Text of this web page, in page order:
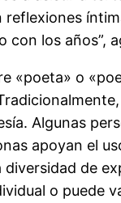
reflexiones
con los años”,
«poeta» o
Algunas
apoyan el
de
o puede